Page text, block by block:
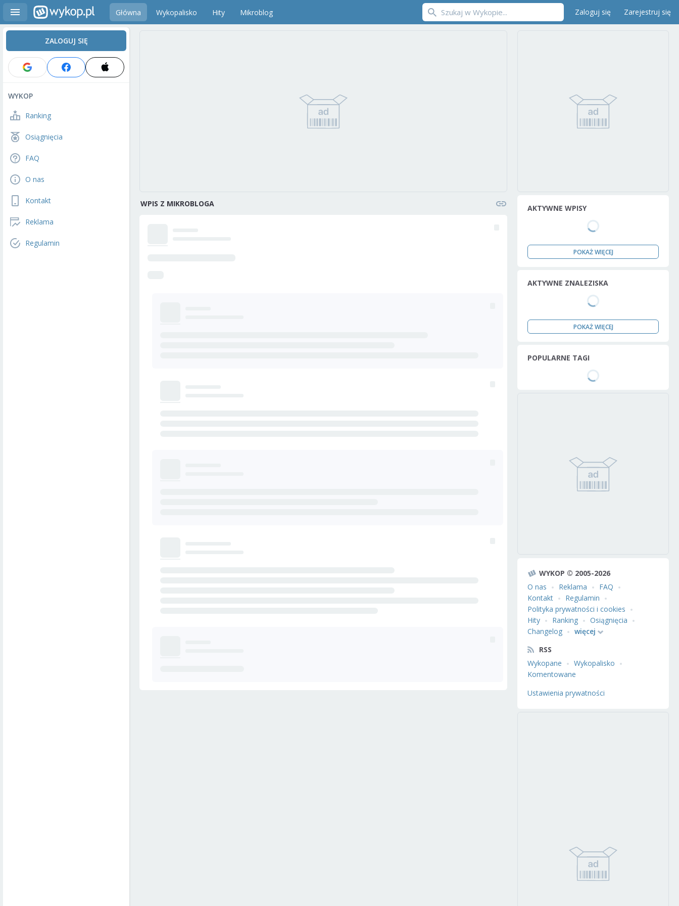
Główna Wykopalisko Hity Mikroblog Zaloguj się Zarejestruj się
ZALOGUJ SIĘ
WYKOP
Ranking
Osiągnięcia
FAQ
O nas
Kontakt
Reklama
Regulamin
WPIS Z MIKROBLOGA AKTYWNE WPISY
POKAŻ WIĘCEJ
AKTYWNE ZNALEZISKA
POKAŻ WIĘCEJ
POPULARNE TAGI
WYKOP © 2005-2026
O nas
Reklama
FAQ
Kontakt
Regulamin
Polityka prywatności i cookies
Hity
Ranking
Osiągnięcia
Changelog
więcej
RSS
Wykopane
Wykopalisko
Komentowane
Ustawienia prywatności